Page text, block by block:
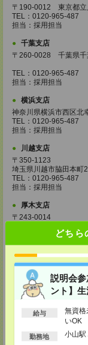
どちら
説明会
ント】
給与
無資
いOK
以上
勤務地 小山駅
〒190-0012 東京都立
TEL：0120-965-487
担当：採用担当
千葉支店
〒260-0028 千葉県千
TEL：0120-965-487
担当：採用担当
横浜支店
神奈川県横浜市西区北
TEL：0120-965-487
担当：採用担当
川越支店
〒350-1123
埼玉県川越市脇田本
TEL：0120-965-487
担当：採用担当
厚木支店
〒243-0014
TEL：0120-965-487
担当：採用担当
水戸支店
茨城県水戸市城南一丁
甲南アセット水戸城南
TEL：0120-965-487
担当：採用担当
高崎支店
群馬県高崎市旭町34-5
旭町ビル5階